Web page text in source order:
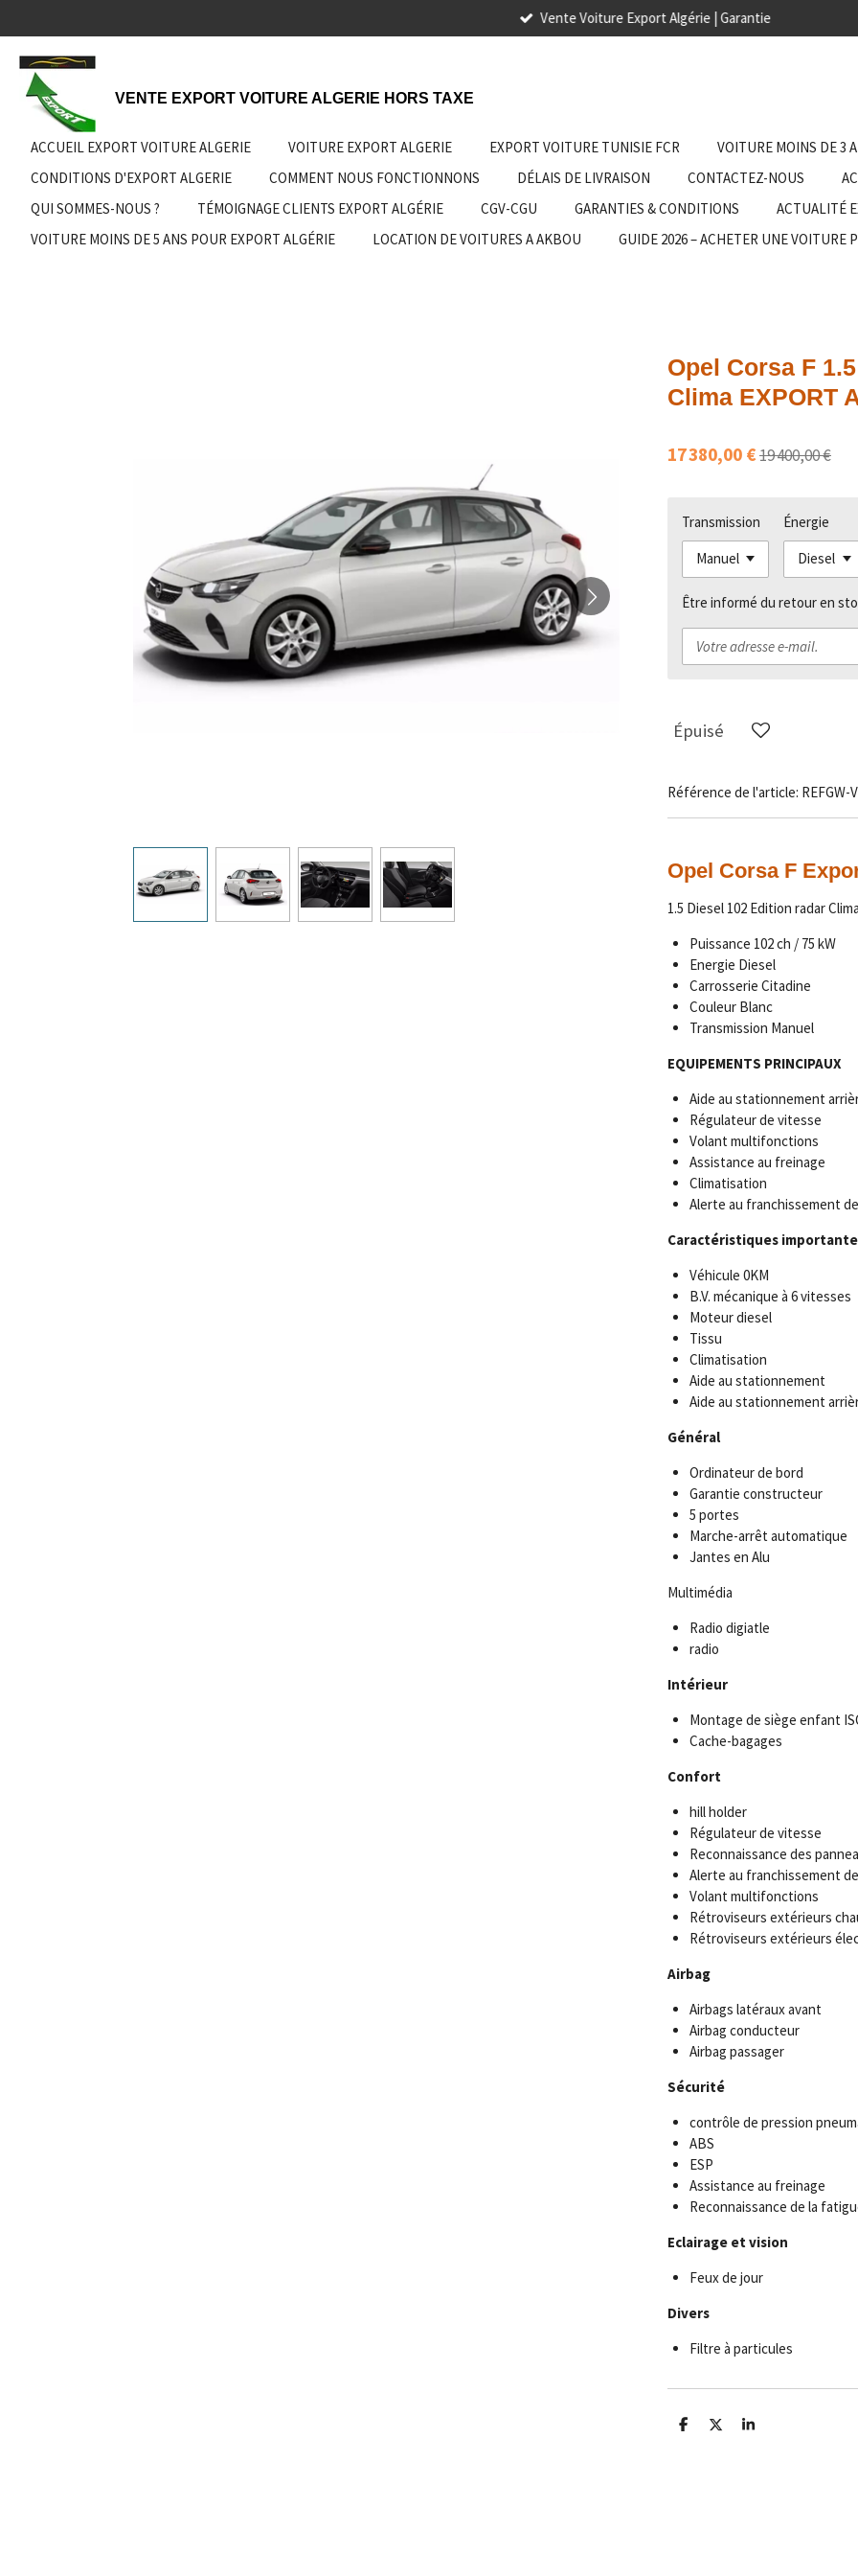
au
contenu
principal
Vente Voiture Export Algérie | Garantie
VENTE EXPORT VOITURE ALGERIE HORS TAXE
ACCUEIL EXPORT VOITURE ALGERIE VOITURE EXPORT ALGERIE EXPORT VOITURE TUNISIE FCR
VOITURE MOINS DE 3
CONDITIONS D'EXPORT ALGERIE
COMMENT NOUS FONCTIONNONS DÉLAIS DE LIVRAISON CONTACTEZ-NOUS
QUI SOMMES-NOUS ?
TÉMOIGNAGE CLIENTS EXPORT ALGÉRIE CGV-CGU GARANTIES & CONDITIONS
ACTUALITÉ
VOITURE MOINS DE 5 ANS POUR EXPORT ALGÉRIE
LOCATION DE VOITURES A AKBOU GUIDE 2026 – ACHETER UNE VOITURE
Opel Corsa F
Clima EXPORT
17 380,00 €19 400,00 €
Transmission Énergie
Être informé du retour en
Épuisé
Référence de l'article: REFGW-
Opel Corsa F
1.5 Diesel 102 Edition radar
Puissance 102 ch / 75 kW
Energie Diesel
Carrosserie Citadine
Couleur Blanc
Transmission Manuel
EQUIPEMENTS PRINCIPAUX
Aide au stationnement
Régulateur de vitesse
Volant multifonctions
Assistance au freinage
Climatisation
Alerte au franchissement
Caractéristiques
Véhicule 0KM
B.V. mécanique à 6 vitesses
Moteur diesel
Tissu
Climatisation
Aide au stationnement
Aide au stationnement
Général
Ordinateur de bord
Garantie constructeur
5 portes
Marche-arrêt automatique
Jantes en Alu
Multimédia
Radio digiatle
radio
Intérieur
Montage de siège enfant
Cache-bagages
Confort
hill holder
Régulateur de vitesse
Reconnaissance des
Alerte au franchissement
Volant multifonctions
Rétroviseurs extérieurs
Rétroviseurs extérieurs
Airbag
Airbags latéraux avant
Airbag conducteur
Airbag passager
Sécurité
contrôle de pression
ABS
ESP
Assistance au freinage
Reconnaissance de la
Eclairage et vision
Feux de jour
Divers
Filtre à particules
P
P
P